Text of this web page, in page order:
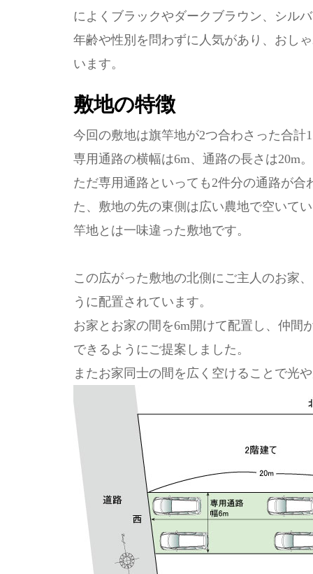
によくブラックやダークブラウン、シル
年齢や性別を問わずに人気があり、おし
います。
敷地の特徴
今回の敷地は旗竿地が2つ合わさった合
専用通路の横幅は6m、通路の長さは20m
ただ専用通路といっても2件分の通路が
た、敷地の先の東側は広い農地で空いて
竿地とは一味違った敷地です。
この広がった敷地の北側にご主人のお家
うに配置されています。
お家とお家の間を6m開けて配置し、仲間
できるようにご提案しました。
またお家同士の間を広く空けることで光